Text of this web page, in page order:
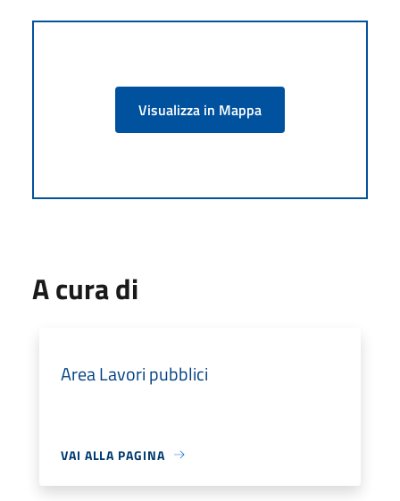
Visualizza in Mappa
A cura di
Area Lavori pubblici
VAI ALLA PAGINA